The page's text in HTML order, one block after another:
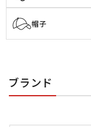
帽子
ブランド